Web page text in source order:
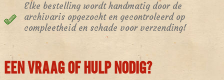
Elke bestelling wordt handmatig door de
archivaris opgezocht en gecontroleerd op
compleetheid en schade voor verzending!
EEN VRAAG OF HULP NODIG?